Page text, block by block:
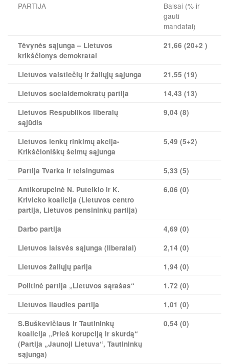
PARTIJA
Balsai (% ir
gauti
mandatai)
Tėvynės sąjunga – Lietuvos
krikščionys demokratai
21,66 (20+2 )
Lietuvos valstiečių ir žaliųjų sąjunga
21,55 (19)
Lietuvos socialdemokratų partija
14,43 (13)
Lietuvos Respublikos liberalų
sąjūdis
9,04 (8)
Lietuvos lenkų rinkimų akcija-
Krikščioniškų šeimų sąjunga
5,49 (5+2)
Partija Tvarka ir teisingumas
5,33 (5)
Antikorupcinė N. Puteikio ir K.
Krivicko koalicija (Lietuvos centro
partija, Lietuvos pensininkų partija)
6,06 (0)
Darbo partija
4,69 (0)
Lietuvos laisvės sąjunga (liberalai)
2,14 (0)
Lietuvos žaliųjų parija
1,94 (0)
Politinė partija „Lietuvos sąrašas“
1.72 (0)
Lietuvos liaudies partija
1,01 (0)
S.Buškevičiaus ir Tautininkų
koalicija „Prieš korupciją ir skurdą“
(Partija „Jaunoji Lietuva“, Tautininkų
sąjunga)
0,54 (0)